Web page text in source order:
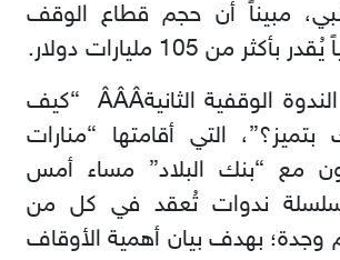
مبيناً أن حجم قطاع الوقف
من 105 مليارات دولار.
جاء ذلك خلال الندوة الوقفية الثانيةÂÂÂ “كيف
التي أقامتها “منارات
مع “بنك البلاد” مساء أمس
ندوات تُعقد في كل من
وجدة؛ بهدف بيان أهمية الأوقاف